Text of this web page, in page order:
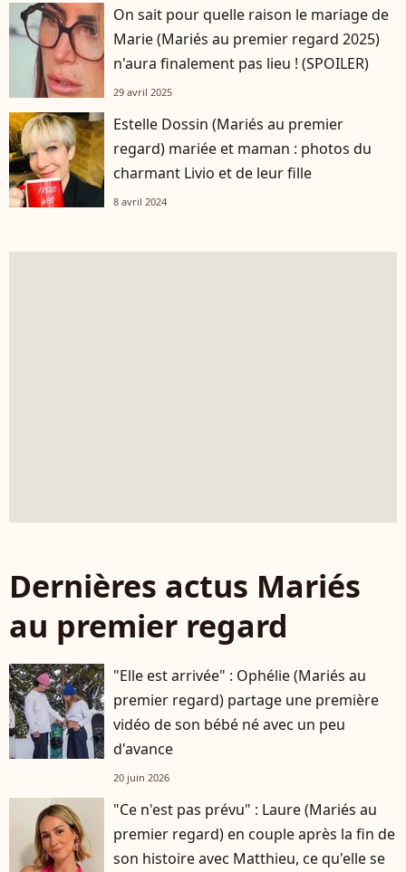
On sait pour quelle raison le mariage de
Marie (Mariés au premier regard 2025)
n'aura finalement pas lieu ! (SPOILER)
29 avril 2025
Estelle Dossin (Mariés au premier
regard) mariée et maman : photos du
charmant Livio et de leur fille
8 avril 2024
Dernières actus Mariés
au premier regard
"Elle est arrivée" : Ophélie (Mariés au
premier regard) partage une première
vidéo de son bébé né avec un peu
d'avance
20 juin 2026
"Ce n'est pas prévu" : Laure (Mariés au
premier regard) en couple après la fin de
son histoire avec Matthieu, ce qu'elle se